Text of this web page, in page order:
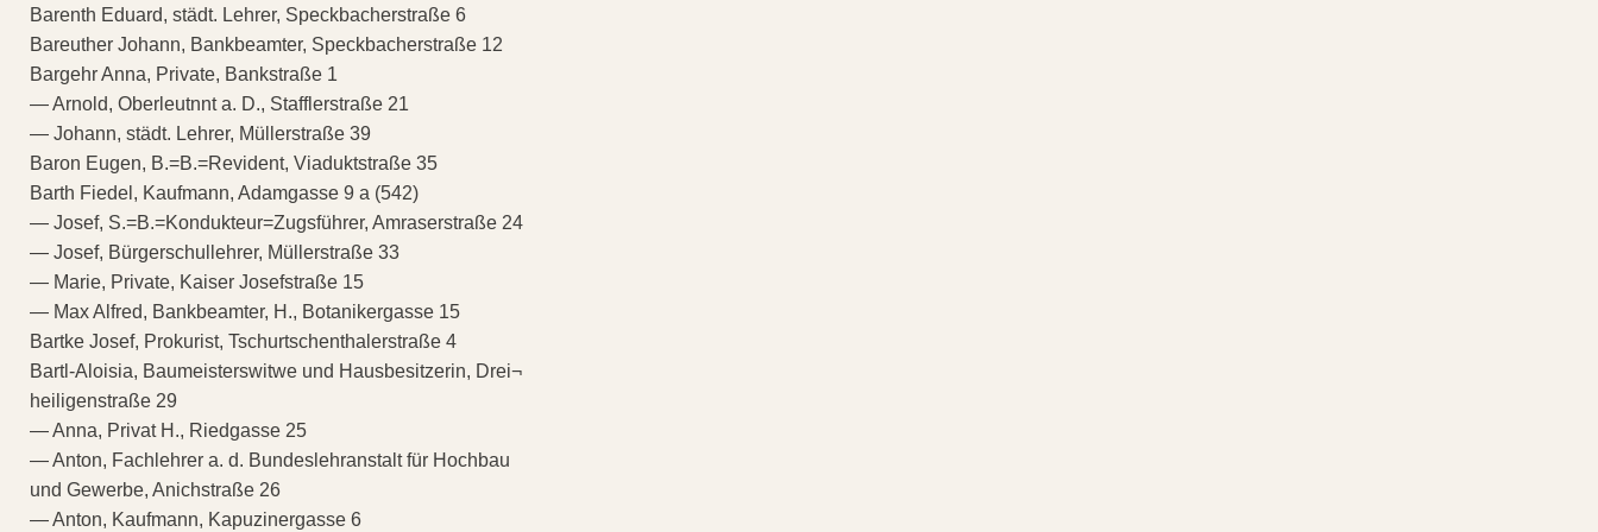
Barenth Eduard, städt. Lehrer, Speckbacherstraße 6
Bareuther Johann, Bankbeamter, Speckbacherstraße 12
Bargehr Anna, Private, Bankstraße 1
— Arnold, Oberleutnnt a. D., Stafflerstraße 21
— Johann, städt. Lehrer, Müllerstraße 39
Baron Eugen, B.=B.=Revident, Viaduktstraße 35
Barth Fiedel, Kaufmann, Adamgasse 9 a (542)
— Josef, S.=B.=Kondukteur=Zugsführer, Amraserstraße 24
— Josef, Bürgerschullehrer, Müllerstraße 33
— Marie, Private, Kaiser Josefstraße 15
— Max Alfred, Bankbeamter, H., Botanikergasse 15
Bartke Josef, Prokurist, Tschurtschenthalerstraße 4
Bartl-Aloisia, Baumeisterswitwe und Hausbesitzerin, Drei¬
heiligenstraße 29
— Anna, Privat H., Riedgasse 25
— Anton, Fachlehrer a. d. Bundeslehranstalt für Hochbau
und Gewerbe, Anichstraße 26
— Anton, Kaufmann, Kapuzinergasse 6